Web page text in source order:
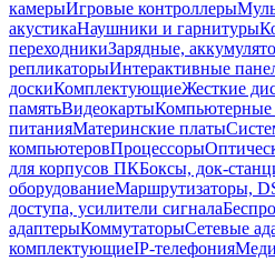
камерыИгровые контроллеры
акустикаНаушники и гарнитуры
переходникиЗарядные,
репликаторыИнтерактивные
доскиКомплектующиеЖесткие
памятьВидеокартыКомпьютерные
питанияМатеринские платы
компьютеровПроцессоры
для корпусов ПКБоксы, док-
оборудованиеМаршрутизаторы,
доступа, усилители сигнала
адаптерыКоммутаторыСетевые
комплектующиеIP-телефония